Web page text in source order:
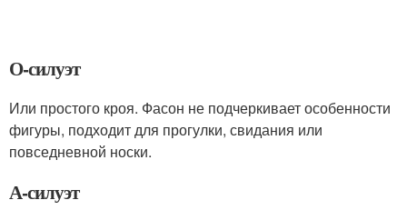
О-силуэт
Или простого кроя. Фасон не подчеркивает особенности
фигуры, подходит для прогулки, свидания или
повседневной носки.
А-силуэт